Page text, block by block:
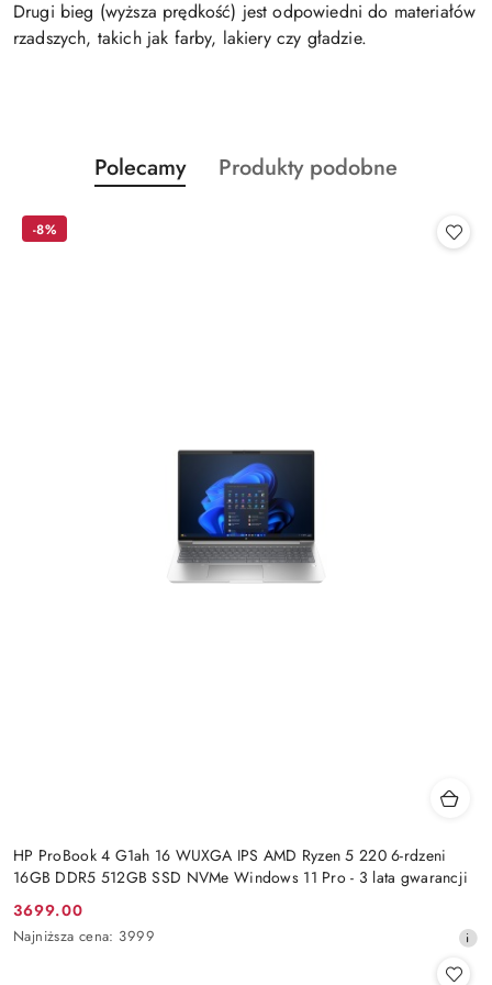
Drugi bieg (wyższa prędkość) jest odpowiedni do materiałów
rzadszych, takich jak farby, lakiery czy gładzie.
Pomiń karuzelę produktów
Produkty
o
Polecamy
Produkty
Produkty podobne
HP ProBook 4 G1ah 16 WUXGA IPS AMD Ryzen 5 220 6-rdzeni
16GB DDR5 512GB SSD NVMe Windows 11 Pro - 3 lata gwarancji
Cena
promocyjna:
3699.00
Najniższa
Najniższa cena: 3999
-8%